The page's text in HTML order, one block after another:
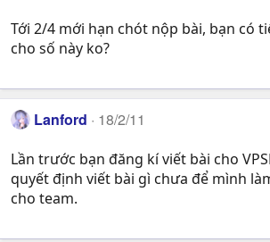
Tới 2/4 mới hạn chót nộp bài, bạn có
cho số này ko?
Lanford 18/2/11
Lần trước bạn đăng kí viết bài cho
quyết định viết bài gì chưa để mình
cho team.